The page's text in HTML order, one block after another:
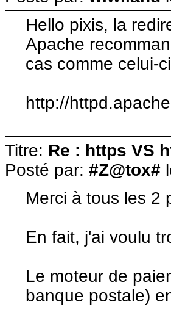
Hello pixis, la
Apache
cas comme celui-
http://
Titre: Re : https VS
Posté par: #Z@tox#
Merci à tous les 2
En fait, j'ai voulu
Le moteur de
banque postale)